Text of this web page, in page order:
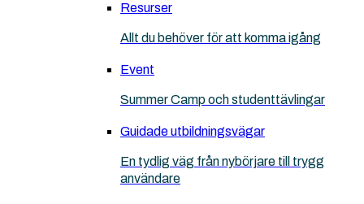
Resurser
Allt du behöver för att komma igång
Event
Summer Camp och studenttävlingar
Guidade utbildningsvägar
En tydlig väg från nybörjare till trygg
användare